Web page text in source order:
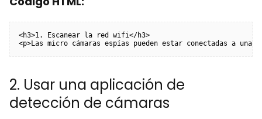
<h3>1. Escanear la red wifi</h3>
<p>Las micro cámaras espías pueden estar conectadas a
2. Usar una aplicación de
detección de cámaras